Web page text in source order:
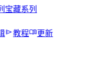
宝藏系列
send教程menu_book更新